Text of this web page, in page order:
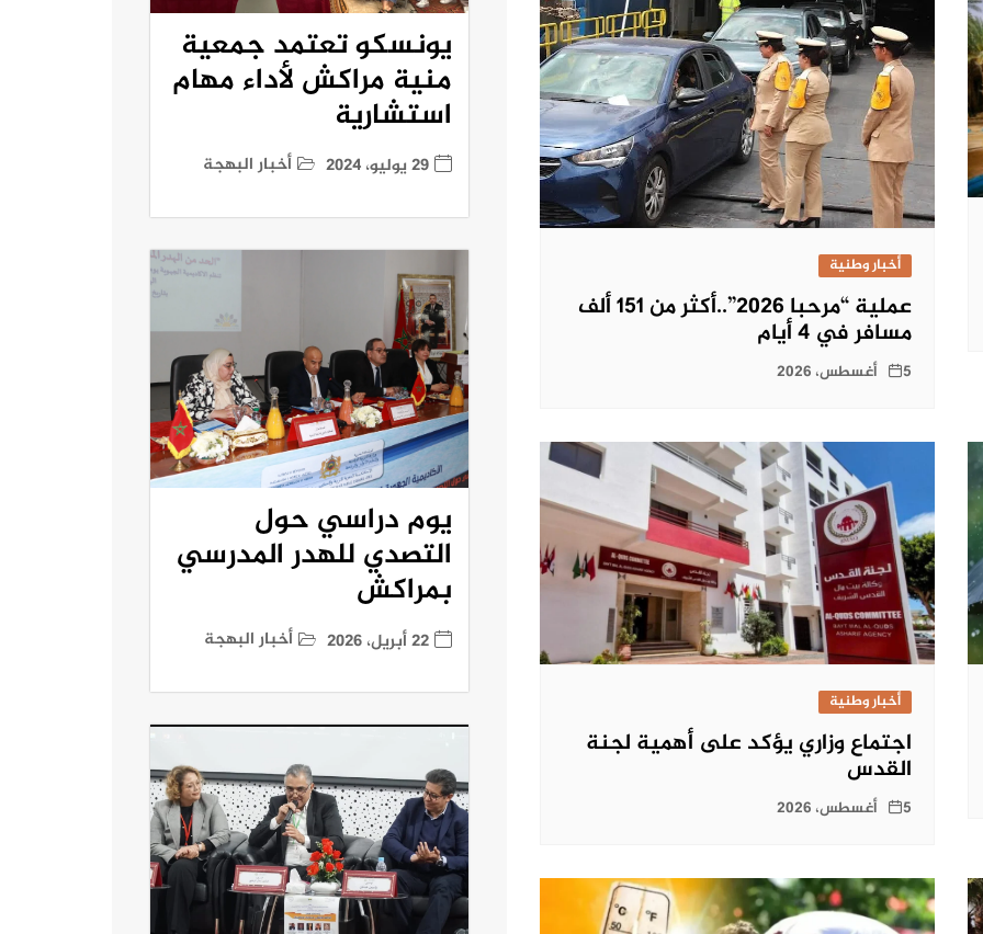
أخبار وطنية
عملية “مرحبا 2026”..أكثر من 151 ألف
مسافر في 4 أيام
5 أغسطس، 2026
أخبار وطنية
اجتماع وزاري يؤكد على أهمية لجنة
القدس
5 أغسطس، 2026
يونسكو تعتمد جمعية
منية مراكش لأداء مهام
استشارية
29 يوليو، 2024 أخبار البهجة
يوم دراسي حول
التصدي للهدر المدرسي
بمراكش
22 أبريل، 2026 أخبار البهجة